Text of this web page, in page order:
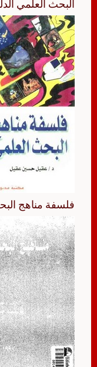
البحث العلمي
فلسفة مناهج